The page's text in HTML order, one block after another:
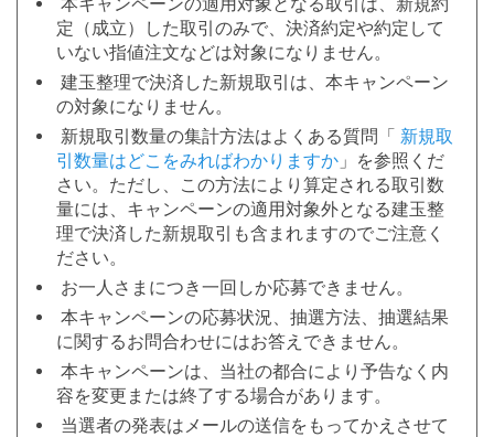
定（成立）した取引のみで、決済約定や約定して
いない指値注文などは対象になりません。
建玉整理で決済した新規取引は、本キャンペーン
の対象になりません。
新規取引数量の集計方法はよくある質問「 新規取
引数量はどこをみればわかりますか 」を参照くだ
さい。ただし、この方法により算定される取引数
量には、キャンペーンの適用対象外となる建玉整
理で決済した新規取引も含まれますのでご注意く
ださい。
お一人さまにつき一回しか応募できません。
本キャンペーンの応募状況、抽選方法、抽選結果
に関するお問合わせにはお答えできません。
本キャンペーンは、当社の都合により予告なく内
容を変更または終了する場合があります。
当選者の発表はメールの送信をもってかえさせて